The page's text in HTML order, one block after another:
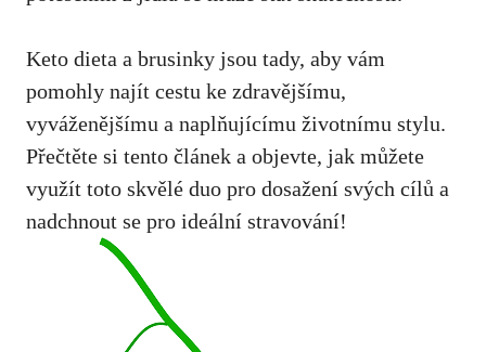
Keto dieta a brusinky jsou tady, aby vám
pomohly najít cestu ke zdravějšímu,
vyváženějšímu a naplňujícímu životnímu stylu.
Přečtěte si tento článek a objevte, jak můžete
využít toto skvělé duo pro dosažení svých cílů a
nadchnout se pro ideální stravování!